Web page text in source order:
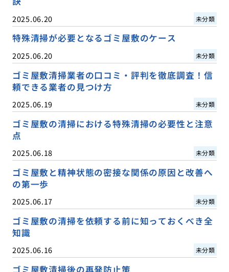
2025.06.20 未分類
特殊清掃が必要となるゴミ屋敷のケース
2025.06.20 未分類
ゴミ屋敷清掃業者の口コミ・評判を徹底調査！信
頼できる業者の見つけ方
2025.06.19 未分類
ゴミ屋敷の清掃における特殊清掃の必要性と注意
点
2025.06.18 未分類
ゴミ屋敷と精神状態の密接な関係の原因と改善へ
の第一歩
2025.06.17 未分類
ゴミ屋敷の清掃を依頼する前に知っておくべき全
知識
2025.06.16 未分類
ゴミ屋敷清掃後の再発防止策